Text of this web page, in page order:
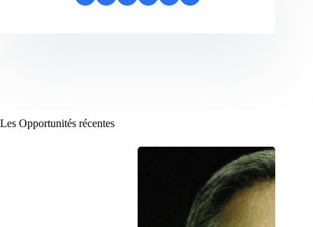
Les Opportunités récentes